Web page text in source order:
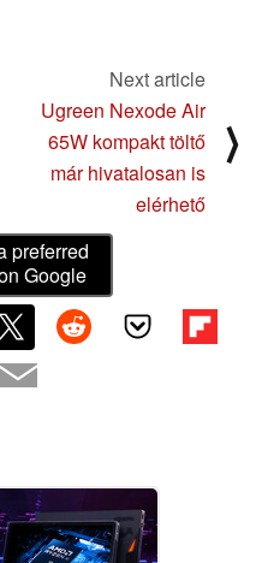
Next article
Ugreen Nexode Air
65W kompakt töltő
már hivatalosan is
elérhető
⟩
preferred
Google